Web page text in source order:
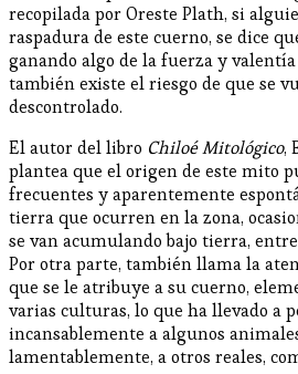
recopilada por Oreste Plath, si
raspadura de este cuerno, se dice
ganando algo de la fuerza y
también existe el riesgo de que se
descontrolado.
El autor del libro Chiloé Mitológico,
plantea que el origen de este mito
frecuentes y aparentemente
tierra que ocurren en la zona,
se van acumulando bajo tierra,
Por otra parte, también llama la
que se le atribuye a su cuerno,
varias culturas, lo que ha llevado a
incansablemente a algunos
lamentablemente, a otros reales,